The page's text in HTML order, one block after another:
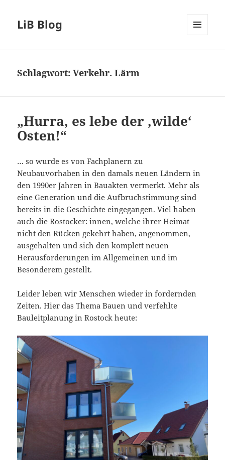
LiB Blog
Schlagwort:Verkehr. Lärm
„Hurra, es lebe der ‚wilde‘
Osten!“
… so wurde es von Fachplanern zu
Neubauvorhaben in den damals neuen Ländern in
den 1990er Jahren in Bauakten vermerkt. Mehr als
eine Generation und die Aufbruchstimmung sind
bereits in die Geschichte eingegangen. Viel haben
auch die Rostocker: innen, welche ihrer Heimat
nicht den Rücken gekehrt haben, angenommen,
ausgehalten und sich den komplett neuen
Herausforderungen im Allgemeinen und im
Besonderem gestellt.
Leider leben wir Menschen wieder in fordernden
Zeiten. Hier das Thema Bauen und verfehlte
Bauleitplanung in Rostock heute: